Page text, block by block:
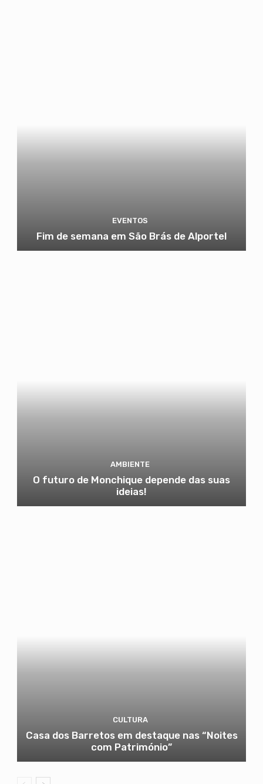
EVENTOS
Fim de semana em São Brás de Alportel
AMBIENTE
O futuro de Monchique depende das suas
ideias!
CULTURA
Casa dos Barretos em destaque nas “Noites
com Património”